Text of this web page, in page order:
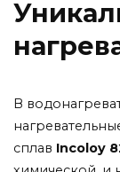
В
сплав Incoloy